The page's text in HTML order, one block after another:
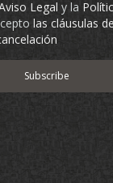
Legal y la
las cláusulas